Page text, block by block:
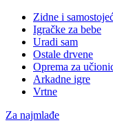
Zidne i
Igračke za bebe
Uradi sam
Ostale drvene
Oprema za
Arkadne igre
Vrtne
Za najmlađe